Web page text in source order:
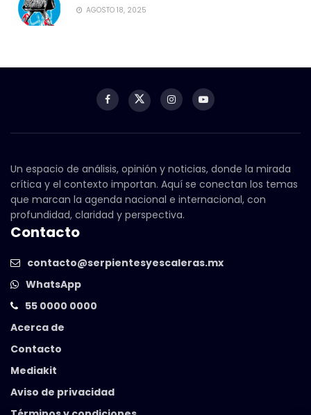
AGOSTO 18, 2025
Un espacio de análisis, opinión y noticias, donde la mirada
crítica y el contexto importan. Aquí se conectan los temas
que marcan la agenda nacional e internacional, con
profundidad, claridad y perspectiva.
Contacto
contacto@serpientesyescaleras.mx
WhatsApp
55 0000 0000
Acerca de
Contacto
Mediakit
Aviso de privacidad